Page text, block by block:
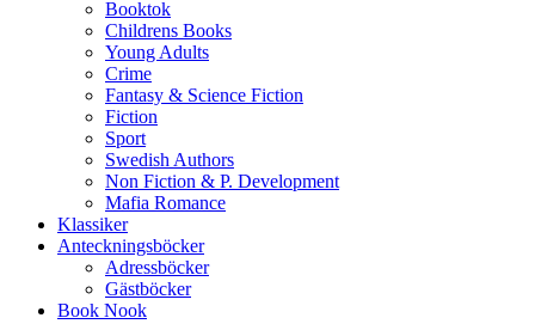
Booktok
Childrens Books
Young Adults
Crime
Fantasy & Science Fiction
Fiction
Sport
Swedish Authors
Non Fiction & P. Development
Mafia Romance
Klassiker
Anteckningsböcker
Adressböcker
Gästböcker
Book Nook